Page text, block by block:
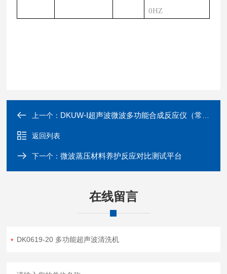
0HZ
上一个： DKUW-Ⅰ超声波微波多功能合成反应仪（常压）
返回列表
下一个：微波蒸压材料养护反应对比测试平台
在线留言